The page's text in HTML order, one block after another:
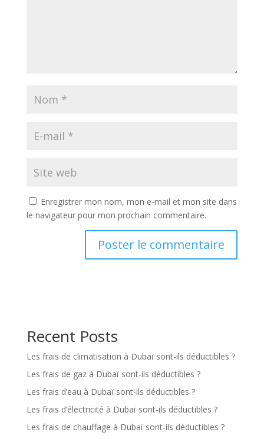
Enregistrer mon nom, mon e-mail et mon site dans
le navigateur pour mon prochain commentaire.
Recent Posts
Les frais de climatisation à Dubaï sont-ils déductibles ?
Les frais de gaz à Dubaï sont-ils déductibles ?
Les frais d’eau à Dubaï sont-ils déductibles ?
Les frais d’électricité à Dubaï sont-ils déductibles ?
Les frais de chauffage à Dubaï sont-ils déductibles ?